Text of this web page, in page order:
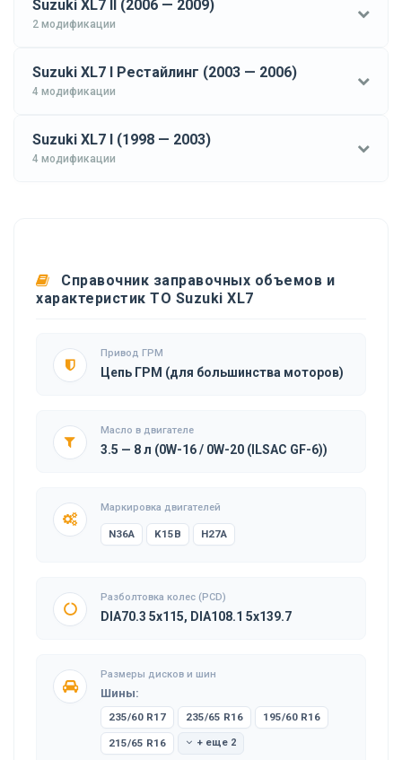
Suzuki XL7 II (2006 — 2009)
2 модификации
Suzuki XL7 I Рестайлинг (2003 — 2006)
4 модификации
Suzuki XL7 I (1998 — 2003)
4 модификации
Справочник заправочных объемов и
характеристик ТО Suzuki XL7
Привод ГРМ
Цепь ГРМ (для большинства моторов)
Масло в двигателе
3.5 — 8 л (0W-16 / 0W-20 (ILSAC GF-6))
Маркировка двигателей
N36A K15B H27A
Разболтовка колес (PCD)
DIA70.3 5x115, DIA108.1 5x139.7
Размеры дисков и шин
Шины:
235/60 R17 235/65 R16 195/60 R16
215/65 R16 + еще 2